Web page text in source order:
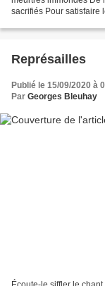
sacrifiés Pour satisfaire
Représailles
Publié le 15/09/2020 à
Par Georges Bleuhay